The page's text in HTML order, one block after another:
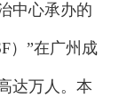
中心承办的
）”在广州成
达万人。本